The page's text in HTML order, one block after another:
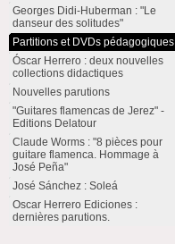
Georges Didi-Huberman : "Le
danseur des solitudes"
Partitions et DVDs pédagogiques
Óscar Herrero : deux nouvelles
collections didactiques
Nouvelles parutions
"Guitares flamencas de Jerez" -
Editions Delatour
Claude Worms : "8 pièces pour
guitare flamenca. Hommage à
José Peña"
José Sánchez : Soleá
Oscar Herrero Ediciones :
dernières parutions.